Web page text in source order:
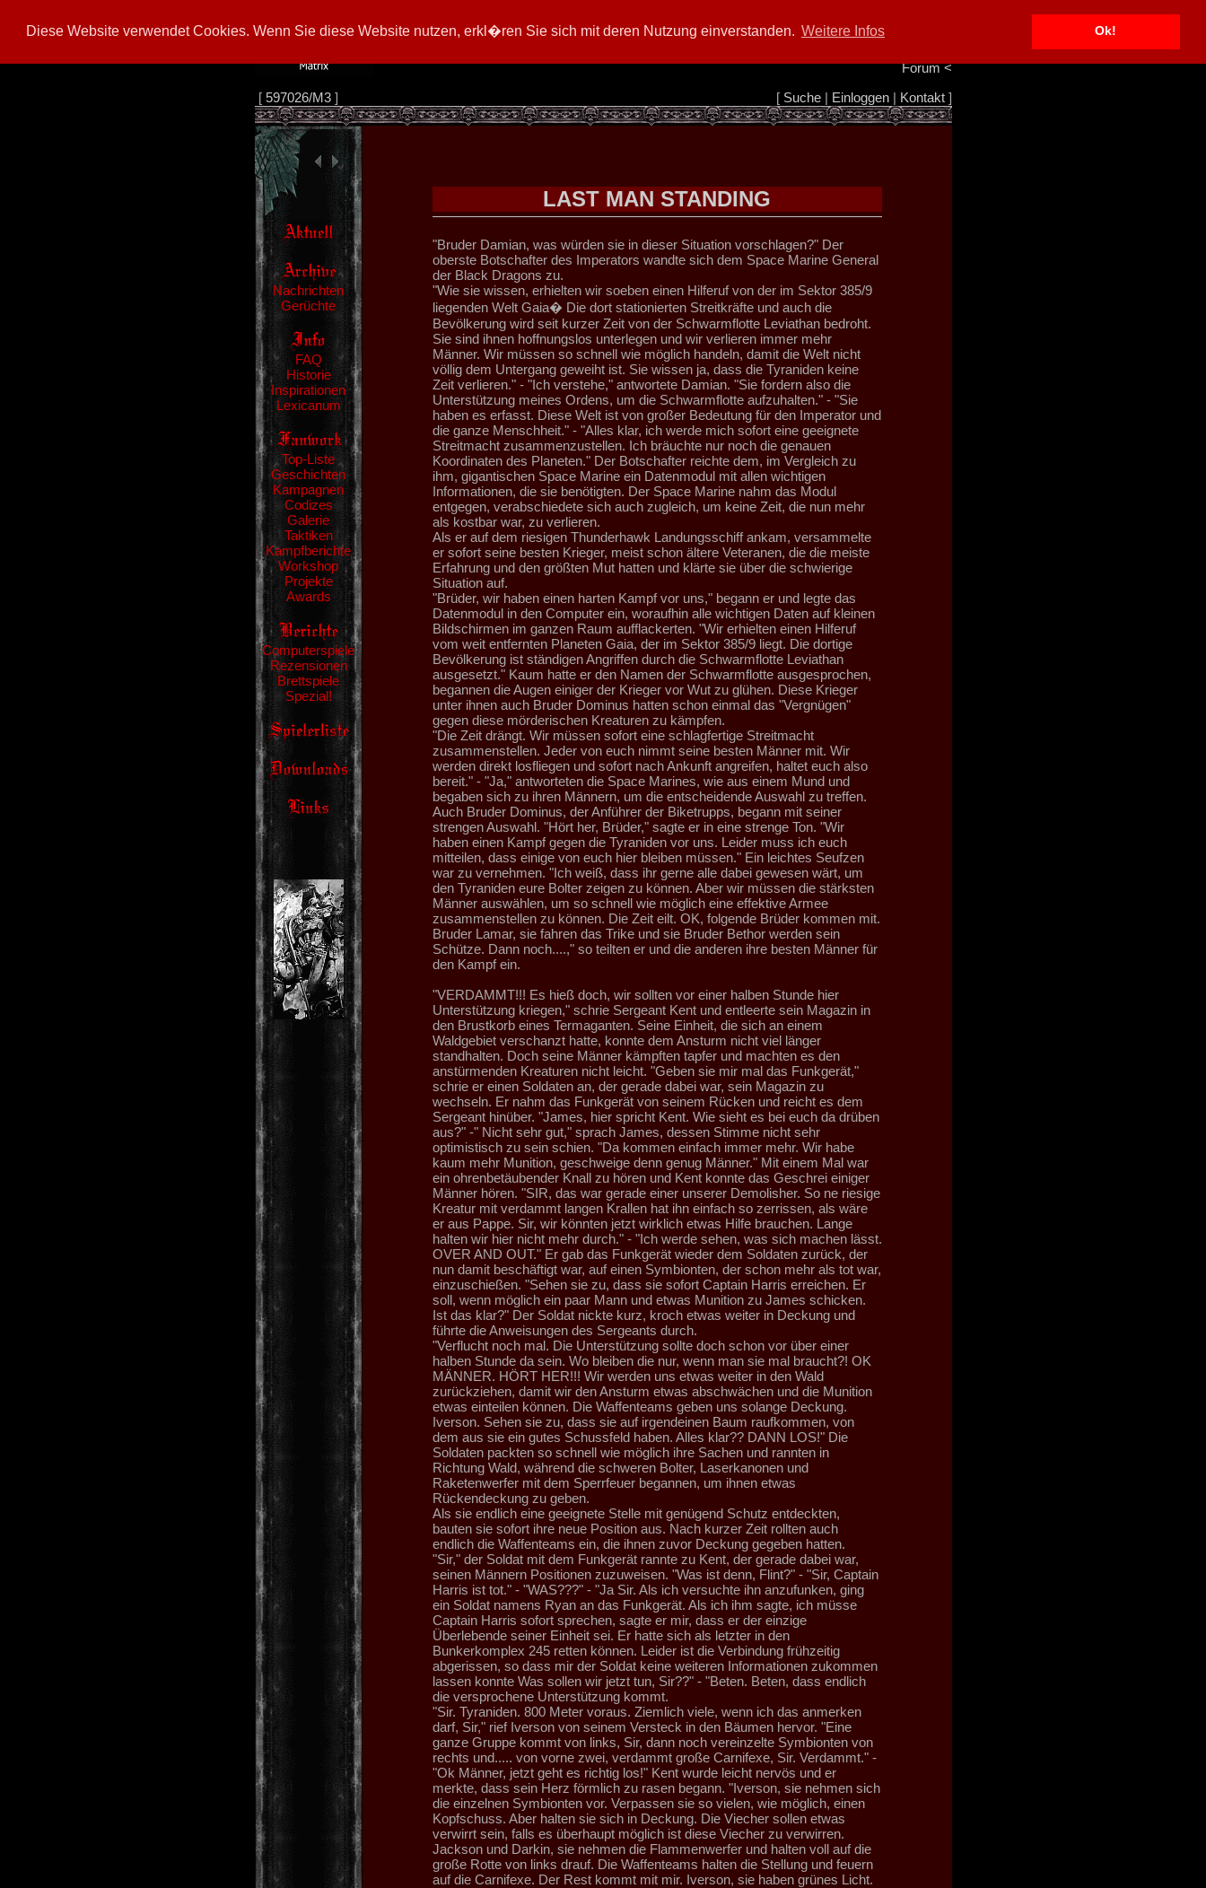
Diese Website verwendet Cookies. Wenn Sie diese Website nutzen, erkl�ren Sie sich mit deren Nutzung einverstanden. Weitere Infos Ok!
Info/Impressum
Forum<
[ 597026/M3] [ Suche| Einloggen| Kontakt]
Nachrichten
Gerüchte
FAQ
Historie
Inspirationen
Lexicanum
Top-Liste
Geschichten
Kampagnen
Codizes
Galerie
Taktiken
Kampfberichte
Workshop
Projekte
Awards
Computerspiele
Rezensionen
Brettspiele
Spezial!
LAST MAN STANDING
"Bruder Damian, was würden sie in dieser Situation vorschlagen?" Der
oberste Botschafter des Imperators wandte sich dem Space Marine General
der Black Dragons zu.
"Wie sie wissen, erhielten wir soeben einen Hilferuf von der im Sektor 385/9
liegenden Welt Gaia� Die dort stationierten Streitkräfte und auch die
Bevölkerung wird seit kurzer Zeit von der Schwarmflotte Leviathan bedroht.
Sie sind ihnen hoffnungslos unterlegen und wir verlieren immer mehr
Männer. Wir müssen so schnell wie möglich handeln, damit die Welt nicht
völlig dem Untergang geweiht ist. Sie wissen ja, dass die Tyraniden keine
Zeit verlieren." - "Ich verstehe," antwortete Damian. "Sie fordern also die
Unterstützung meines Ordens, um die Schwarmflotte aufzuhalten." - "Sie
haben es erfasst. Diese Welt ist von großer Bedeutung für den Imperator und
die ganze Menschheit." - "Alles klar, ich werde mich sofort eine geeignete
Streitmacht zusammenzustellen. Ich bräuchte nur noch die genauen
Koordinaten des Planeten." Der Botschafter reichte dem, im Vergleich zu
ihm, gigantischen Space Marine ein Datenmodul mit allen wichtigen
Informationen, die sie benötigten. Der Space Marine nahm das Modul
entgegen, verabschiedete sich auch zugleich, um keine Zeit, die nun mehr
als kostbar war, zu verlieren.
Als er auf dem riesigen Thunderhawk Landungsschiff ankam, versammelte
er sofort seine besten Krieger, meist schon ältere Veteranen, die die meiste
Erfahrung und den größten Mut hatten und klärte sie über die schwierige
Situation auf.
"Brüder, wir haben einen harten Kampf vor uns," begann er und legte das
Datenmodul in den Computer ein, woraufhin alle wichtigen Daten auf kleinen
Bildschirmen im ganzen Raum aufflackerten. "Wir erhielten einen Hilferuf
vom weit entfernten Planeten Gaia, der im Sektor 385/9 liegt. Die dortige
Bevölkerung ist ständigen Angriffen durch die Schwarmflotte Leviathan
ausgesetzt." Kaum hatte er den Namen der Schwarmflotte ausgesprochen,
begannen die Augen einiger der Krieger vor Wut zu glühen. Diese Krieger
unter ihnen auch Bruder Dominus hatten schon einmal das "Vergnügen"
gegen diese mörderischen Kreaturen zu kämpfen.
"Die Zeit drängt. Wir müssen sofort eine schlagfertige Streitmacht
zusammenstellen. Jeder von euch nimmt seine besten Männer mit. Wir
werden direkt losfliegen und sofort nach Ankunft angreifen, haltet euch also
bereit." - "Ja," antworteten die Space Marines, wie aus einem Mund und
begaben sich zu ihren Männern, um die entscheidende Auswahl zu treffen.
Auch Bruder Dominus, der Anführer der Biketrupps, begann mit seiner
strengen Auswahl. "Hört her, Brüder," sagte er in eine strenge Ton. "Wir
haben einen Kampf gegen die Tyraniden vor uns. Leider muss ich euch
mitteilen, dass einige von euch hier bleiben müssen." Ein leichtes Seufzen
war zu vernehmen. "Ich weiß, dass ihr gerne alle dabei gewesen wärt, um
den Tyraniden eure Bolter zeigen zu können. Aber wir müssen die stärksten
Männer auswählen, um so schnell wie möglich eine effektive Armee
zusammenstellen zu können. Die Zeit eilt. OK, folgende Brüder kommen mit.
Bruder Lamar, sie fahren das Trike und sie Bruder Bethor werden sein
Schütze. Dann noch....," so teilten er und die anderen ihre besten Männer für
den Kampf ein.
"VERDAMMT!!! Es hieß doch, wir sollten vor einer halben Stunde hier
Unterstützung kriegen," schrie Sergeant Kent und entleerte sein Magazin in
den Brustkorb eines Termaganten. Seine Einheit, die sich an einem
Waldgebiet verschanzt hatte, konnte dem Ansturm nicht viel länger
standhalten. Doch seine Männer kämpften tapfer und machten es den
anstürmenden Kreaturen nicht leicht. "Geben sie mir mal das Funkgerät,"
schrie er einen Soldaten an, der gerade dabei war, sein Magazin zu
wechseln. Er nahm das Funkgerät von seinem Rücken und reicht es dem
Sergeant hinüber. "James, hier spricht Kent. Wie sieht es bei euch da drüben
aus?" -" Nicht sehr gut," sprach James, dessen Stimme nicht sehr
optimistisch zu sein schien. "Da kommen einfach immer mehr. Wir habe
kaum mehr Munition, geschweige denn genug Männer." Mit einem Mal war
ein ohrenbetäubender Knall zu hören und Kent konnte das Geschrei einiger
Männer hören. "SIR, das war gerade einer unserer Demolisher. So ne riesige
Kreatur mit verdammt langen Krallen hat ihn einfach so zerrissen, als wäre
er aus Pappe. Sir, wir könnten jetzt wirklich etwas Hilfe brauchen. Lange
halten wir hier nicht mehr durch." - "Ich werde sehen, was sich machen lässt.
OVER AND OUT." Er gab das Funkgerät wieder dem Soldaten zurück, der
nun damit beschäftigt war, auf einen Symbionten, der schon mehr als tot war,
einzuschießen. "Sehen sie zu, dass sie sofort Captain Harris erreichen. Er
soll, wenn möglich ein paar Mann und etwas Munition zu James schicken.
Ist das klar?" Der Soldat nickte kurz, kroch etwas weiter in Deckung und
führte die Anweisungen des Sergeants durch.
"Verflucht noch mal. Die Unterstützung sollte doch schon vor über einer
halben Stunde da sein. Wo bleiben die nur, wenn man sie mal braucht?! OK
MÄNNER. HÖRT HER!!! Wir werden uns etwas weiter in den Wald
zurückziehen, damit wir den Ansturm etwas abschwächen und die Munition
etwas einteilen können. Die Waffenteams geben uns solange Deckung.
Iverson. Sehen sie zu, dass sie auf irgendeinen Baum raufkommen, von
dem aus sie ein gutes Schussfeld haben. Alles klar?? DANN LOS!" Die
Soldaten packten so schnell wie möglich ihre Sachen und rannten in
Richtung Wald, während die schweren Bolter, Laserkanonen und
Raketenwerfer mit dem Sperrfeuer begannen, um ihnen etwas
Rückendeckung zu geben.
Als sie endlich eine geeignete Stelle mit genügend Schutz entdeckten,
bauten sie sofort ihre neue Position aus. Nach kurzer Zeit rollten auch
endlich die Waffenteams ein, die ihnen zuvor Deckung gegeben hatten.
"Sir," der Soldat mit dem Funkgerät rannte zu Kent, der gerade dabei war,
seinen Männern Positionen zuzuweisen. "Was ist denn, Flint?" - "Sir, Captain
Harris ist tot." - "WAS???" - "Ja Sir. Als ich versuchte ihn anzufunken, ging
ein Soldat namens Ryan an das Funkgerät. Als ich ihm sagte, ich müsse
Captain Harris sofort sprechen, sagte er mir, dass er der einzige
Überlebende seiner Einheit sei. Er hatte sich als letzter in den
Bunkerkomplex 245 retten können. Leider ist die Verbindung frühzeitig
abgerissen, so dass mir der Soldat keine weiteren Informationen zukommen
lassen konnte Was sollen wir jetzt tun, Sir??" - "Beten. Beten, dass endlich
die versprochene Unterstützung kommt.
"Sir. Tyraniden. 800 Meter voraus. Ziemlich viele, wenn ich das anmerken
darf, Sir," rief Iverson von seinem Versteck in den Bäumen hervor. "Eine
ganze Gruppe kommt von links, Sir, dann noch vereinzelte Symbionten von
rechts und..... von vorne zwei, verdammt große Carnifexe, Sir. Verdammt." -
"Ok Männer, jetzt geht es richtig los!" Kent wurde leicht nervös und er
merkte, dass sein Herz förmlich zu rasen begann. "Iverson, sie nehmen sich
die einzelnen Symbionten vor. Verpassen sie so vielen, wie möglich, einen
Kopfschuss. Aber halten sie sich in Deckung. Die Viecher sollen etwas
verwirrt sein, falls es überhaupt möglich ist diese Viecher zu verwirren.
Jackson und Darkin, sie nehmen die Flammenwerfer und halten voll auf die
große Rotte von links drauf. Die Waffenteams halten die Stellung und feuern
auf die Carnifexe. Der Rest kommt mit mir. Iverson, sie haben grünes Licht.